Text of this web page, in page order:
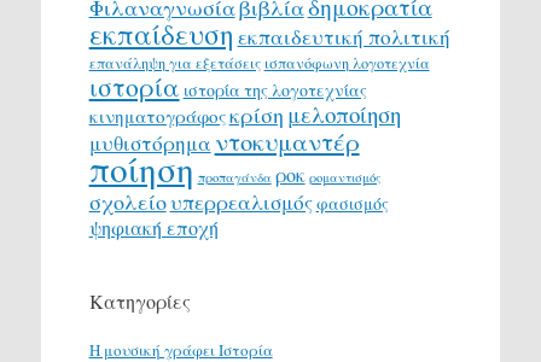
Φιλαναγνωσίαβιβλία
εκπαίδευση εκπαιδευτική πολιτική
επανάληψη για εξετάσεις ισπανόφωνη λογοτεχνία
ιστορία ιστορία της λογοτεχνίας
κινηματογράφοςκρίση μελοποίηση
μυθιστόρημα ντοκυμαντέρ
ποίηση προπαγάνδα ροκ ρομαντισμός
σχολείουπερρεαλισμόςφασισμός
ψηφιακή εποχή
Κατηγορίες
H μουσική γράφει Ιστορία